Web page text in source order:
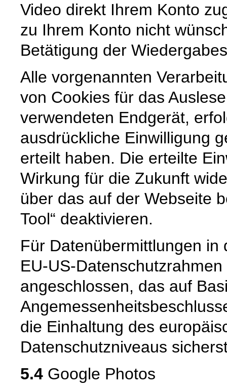
Video direkt Ihrem Konto
zu Ihrem Konto nicht
Betätigung der
Alle vorgenannten
von Cookies für das
verwendeten Endgerät,
ausdrückliche Einwilligung
erteilt haben. Die erteilte
Wirkung für die Zukunft
über das auf der Webseite
Tool“ deaktivieren.
Für Datenübermittlungen in
EU-US-
angeschlossen, das auf
die Einhaltung des
Datenschutzniveaus
5.4 Google Photos